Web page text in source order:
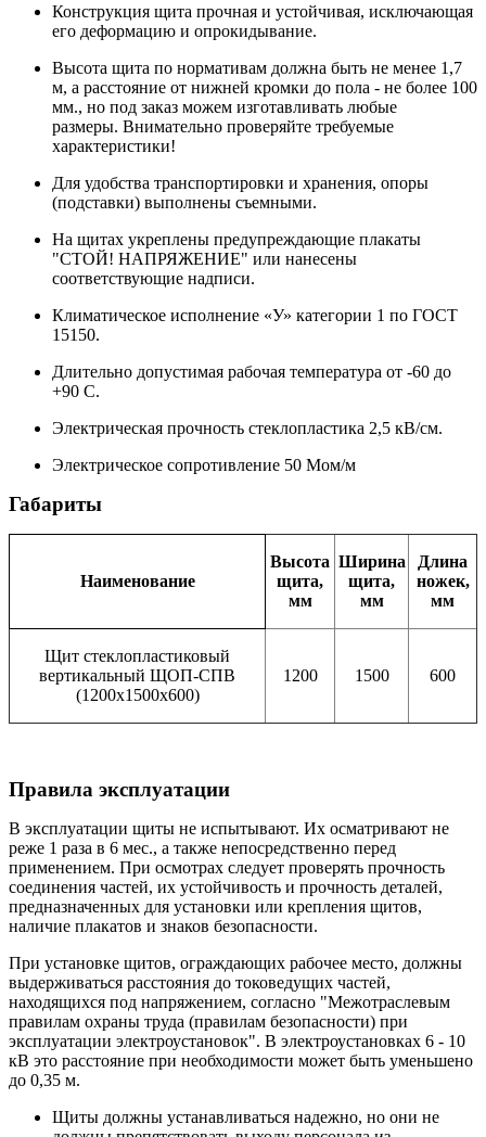
Конструкция щита прочная и устойчивая, исключающая
его деформацию и опрокидывание.
Высота щита по нормативам должна быть не менее 1,7
м, а расстояние от нижней кромки до пола - не более 100
мм., но под заказ можем изготавливать любые
размеры. Внимательно проверяйте требуемые
характеристики!
Для удобства транспортировки и хранения, опоры
(подставки) выполнены съемными.
На щитах укреплены предупреждающие плакаты
"СТОЙ! НАПРЯЖЕНИЕ" или нанесены
соответствующие надписи.
Климатическое исполнение «У» категории 1 по ГОСТ
15150.
Длительно допустимая рабочая температура от -60 до
+90 С.
Электрическая прочность стеклопластика 2,5 кВ/см.
Электрическое сопротивление 50 Мом/м
Габариты
Наименование
Высота
щита,
мм
Ширина
щита,
мм
Длина
ножек,
мм
Щит стеклопластиковый
вертикальный ЩОП-СПВ
(1200х1500х600)
1200 1500 600
Правила эксплуатации
В эксплуатации щиты не испытывают. Их осматривают не
реже 1 раза в 6 мес., а также непосредственно перед
применением. При осмотрах следует проверять прочность
соединения частей, их устойчивость и прочность деталей,
предназначенных для установки или крепления щитов,
наличие плакатов и знаков безопасности.
При установке щитов, ограждающих рабочее место, должны
выдерживаться расстояния до токоведущих частей,
находящихся под напряжением, согласно "Межотраслевым
правилам охраны труда (правилам безопасности) при
эксплуатации электроустановок". В электроустановках 6 - 10
кВ это расстояние при необходимости может быть уменьшено
до 0,35 м.
Щиты должны устанавливаться надежно, но они не